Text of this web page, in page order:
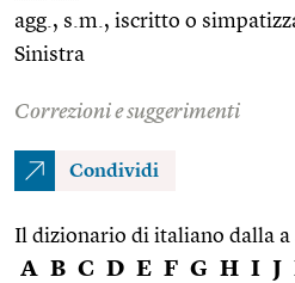
agg., s.m., iscritto o
Sinistra
Correzioni e suggerimenti
Condividi
Il dizionario di italiano dalla a
A B C D E F G H I J